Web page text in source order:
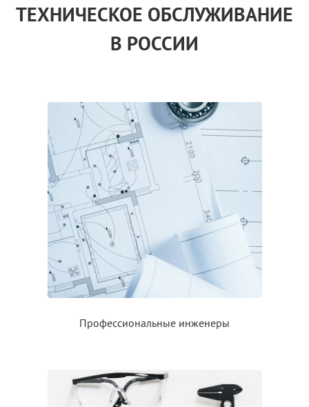
ТЕХНИЧЕСКОЕ ОБСЛУЖИВАНИЕ
В РОССИИ
Профессиональные инженеры